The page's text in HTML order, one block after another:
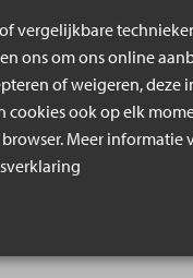
vergelijkbare
ons om ons online
of weigeren,
cookies ook op elk
Meer informatie